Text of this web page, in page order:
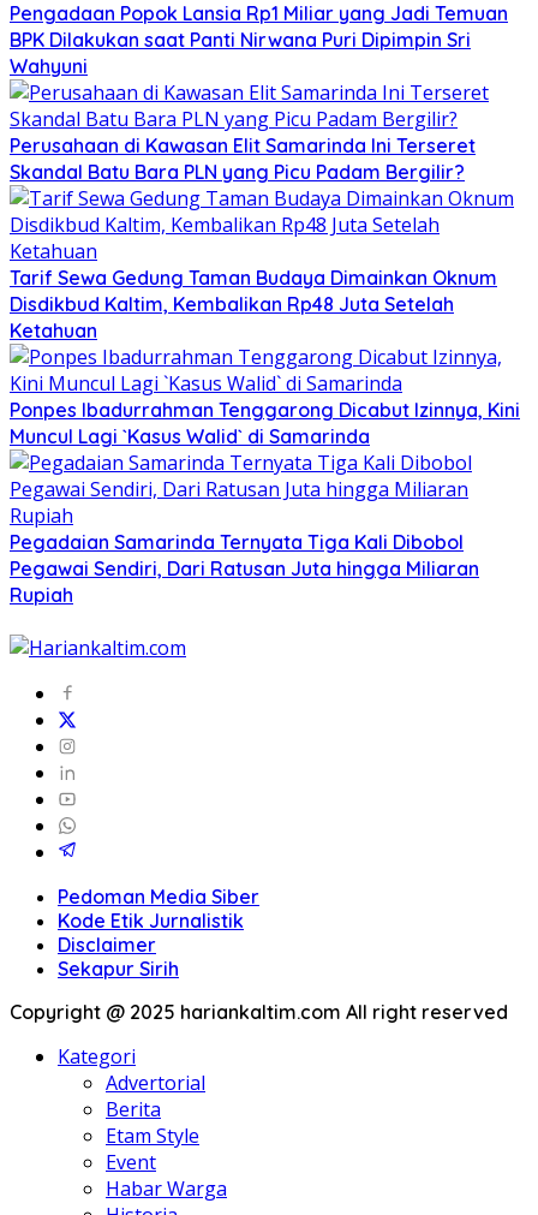
Pengadaan Popok Lansia Rp1 Miliar yang Jadi Temuan
BPK Dilakukan saat Panti Nirwana Puri Dipimpin Sri
Wahyuni
Perusahaan di Kawasan Elit Samarinda Ini Terseret
Skandal Batu Bara PLN yang Picu Padam Bergilir?
Tarif Sewa Gedung Taman Budaya Dimainkan Oknum
Disdikbud Kaltim, Kembalikan Rp48 Juta Setelah
Ketahuan
Ponpes Ibadurrahman Tenggarong Dicabut Izinnya, Kini
Muncul Lagi `Kasus Walid` di Samarinda
Pegadaian Samarinda Ternyata Tiga Kali Dibobol
Pegawai Sendiri, Dari Ratusan Juta hingga Miliaran
Rupiah
Pedoman Media Siber
Kode Etik Jurnalistik
Disclaimer
Sekapur Sirih
Copyright @ 2025 hariankaltim.com All right reserved
Kategori
Advertorial
Berita
Etam Style
Event
Habar Warga